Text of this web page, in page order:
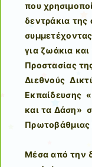
που
δεντράκια
για ζωάκια
Προστασίας
Διεθνούς
Εκπαίδευσης
και τα Δάση»
Πρωτοβάθμιας
Μέσα από την